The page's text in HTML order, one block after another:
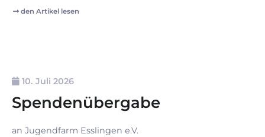
den Artikel lesen
10. Juli 2026
Spendenübergabe
an Jugendfarm Esslingen e.V.